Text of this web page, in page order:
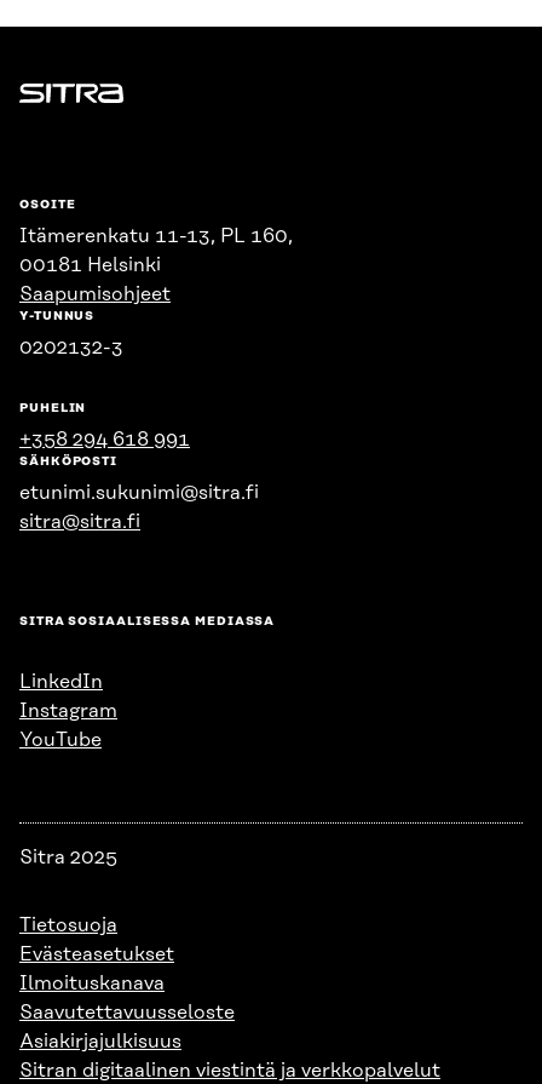
Sitra
OSOITE
Itämerenkatu 11-13, PL 160,
00181 Helsinki
Saapumisohjeet
Y-TUNNUS
0202132-3
PUHELIN
+358 294 618 991
SÄHKÖPOSTI
etunimi.sukunimi@sitra.fi
sitra@sitra.fi
SITRA SOSIAALISESSA MEDIASSA
LinkedIn
Instagram
YouTube
Sitra 2025
Tietosuoja
Evästeasetukset
Ilmoituskanava
Saavutettavuusseloste
Asiakirjajulkisuus
Sitran digitaalinen viestintä ja verkkopalvelut